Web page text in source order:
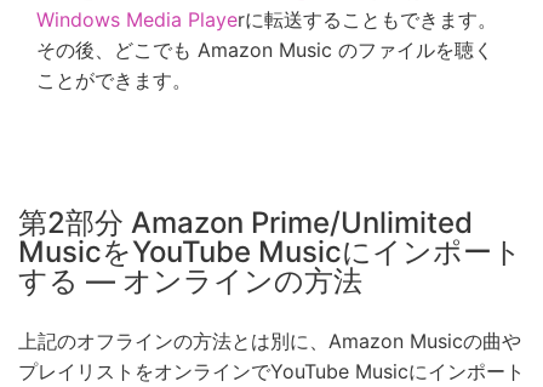
Windows Media Playerに転送することもできます。
その後、どこでも Amazon Music のファイルを聴く
ことができます。
第2部分 Amazon Prime/Unlimited
MusicをYouTube Musicにインポート
する — オンラインの方法
上記のオフラインの方法とは別に、Amazon Musicの曲や
プレイリストをオンラインでYouTube Musicにインポート